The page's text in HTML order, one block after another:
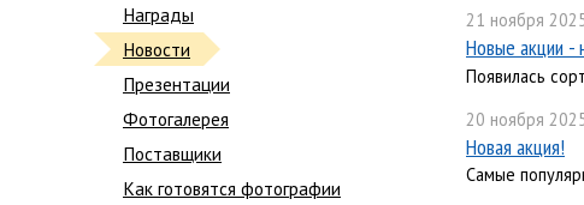
Награды
Новости
Презентации
Фотогалерея
Поставщики
Как готовятся фотографии
21 ноября
Новые акции -
Появилась
20 ноября
Новая акция!
Самые